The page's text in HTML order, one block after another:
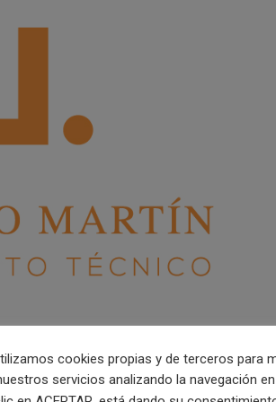
cookies propias y de terceros para
servicios analizando la navegación